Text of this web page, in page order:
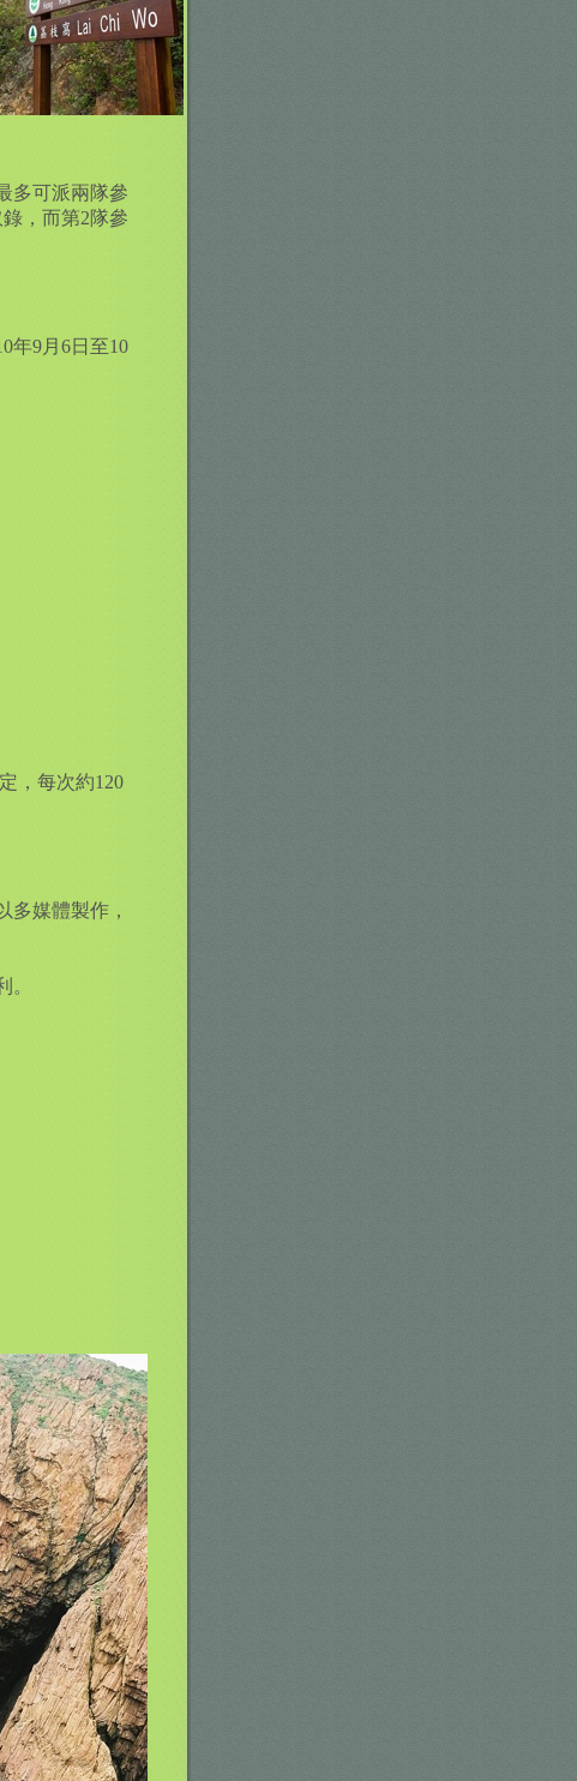
多可派兩隊參
，而第2隊參
年9月6日至10
，每次約120
多媒體製作，
。